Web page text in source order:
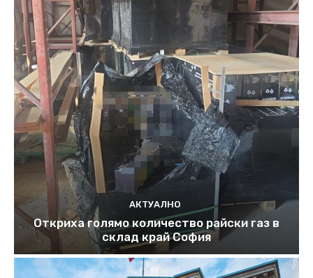
АКТУАЛНО
Откриха голямо количество райски газ в
склад край София